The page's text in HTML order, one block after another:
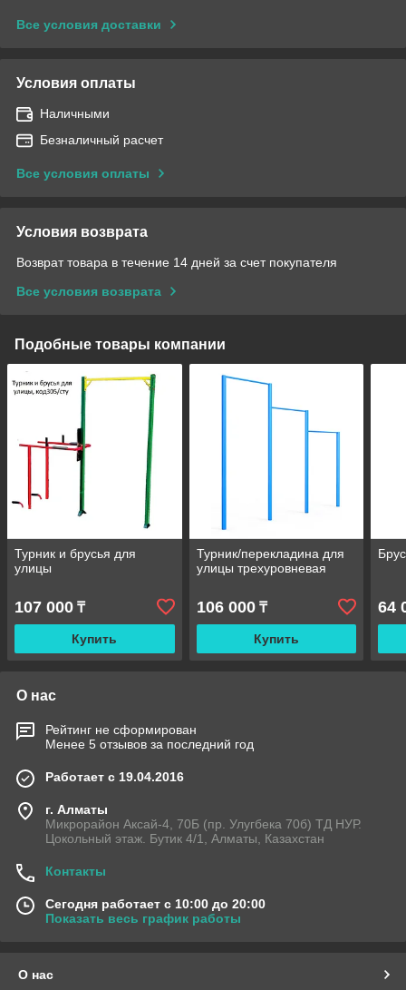
Все условия доставки
Условия оплаты
Наличными
Безналичный расчет
Все условия оплаты
Условия возврата
Возврат товара в течение 14 дней за счет покупателя
Все условия возврата
Подобные товары компании
Турник и брусья для
улицы
107 000 ₸
Купить
Турник/перекладина для
улицы трехуровневая
106 000₸
Купить
64
О нас
Рейтинг не сформирован
Менее 5 отзывов за последний год
Работает с 19.04.2016
г. Алматы
Микрорайон Аксай-4, 70Б (пр. Улугбека 70б) ТД НУР.
Цокольный этаж. Бутик 4/1, Алматы, Казахстан
Контакты
Сегодня работает с 10:00 до 20:00
Показать весь график работы
О нас